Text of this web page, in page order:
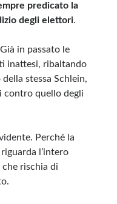
predicato la
degli elettori.
in passato le
inattesi, ribaltando
stessa Schlein,
contro quello degli
Perché la
l’intero
rischia di